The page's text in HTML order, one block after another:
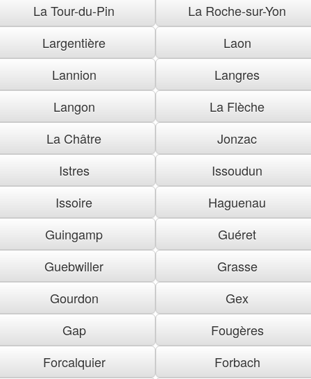
La Tour-du-Pin
La Roche-sur-Yon
Largentière
Laon
Lannion
Langres
Langon
La Flèche
La Châtre
Jonzac
Istres
Issoudun
Issoire
Haguenau
Guingamp
Guéret
Guebwiller
Grasse
Gourdon
Gex
Gap
Fougères
Forcalquier
Forbach